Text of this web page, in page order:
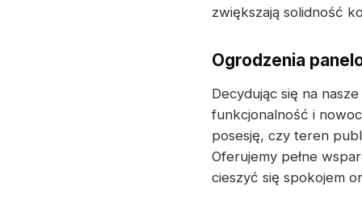
zwiększają solidność
Ogrodzenia
Decydując się na
funkcjonalność i
posesję, czy teren
Oferujemy pełne
cieszyć się spokojem